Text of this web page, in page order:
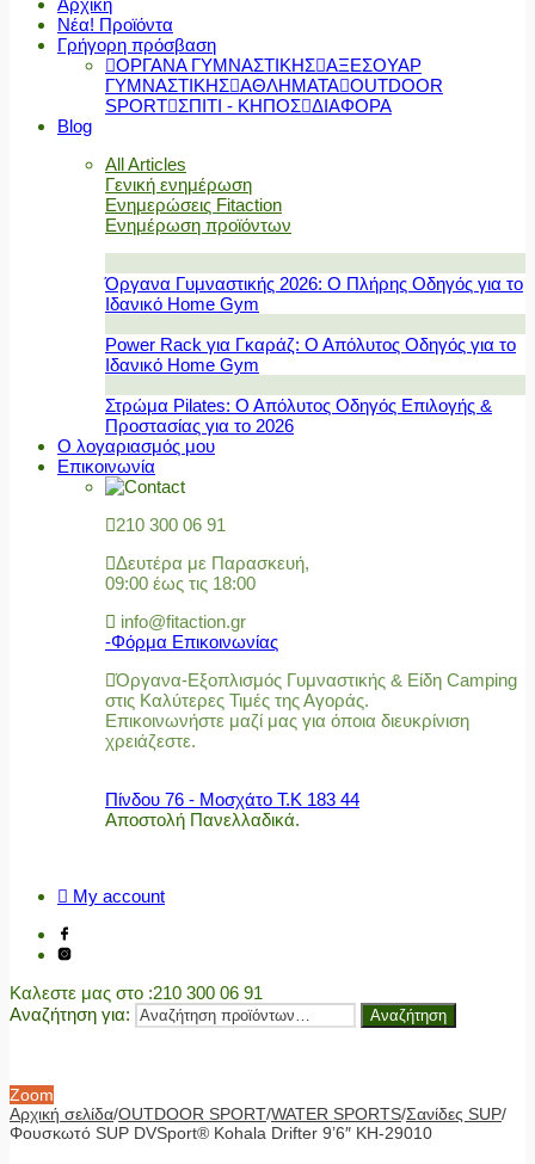
Αρχική
Νέα! Προϊόντα
Γρήγορη πρόσβαση
ΟΡΓΑΝΑ ΓΥΜΝΑΣΤΙΚΗΣ ΑΞΕΣΟΥΑΡ
ΓΥΜΝΑΣΤΙΚΗΣ ΑΘΛΗΜΑΤΑ OUTDOOR
SPORT ΣΠΙΤΙ - ΚΗΠΟΣ ΔΙΑΦΟΡΑ
Blog
All Articles
Γενική ενημέρωση
Ενημερώσεις Fitaction
Ενημέρωση προϊόντων
Όργανα Γυμναστικής 2026: Ο Πλήρης Οδηγός για το
Ιδανικό Home Gym
Power Rack για Γκαράζ: Ο Απόλυτος Οδηγός για το
Ιδανικό Home Gym
Στρώμα Pilates: Ο Απόλυτος Οδηγός Επιλογής &
Προστασίας για το 2026
Ο λογαριασμός μου
Επικοινωνία
210 300 06 91
Δευτέρα με Παρασκευή,
09:00 έως τις 18:00
info@fitaction.gr
-Φόρμα Επικοινωνίας
Όργανα-Εξοπλισμός Γυμναστικής & Είδη Camping
στις Καλύτερες Τιμές της Αγοράς.
Επικοινωνήστε μαζί μας για όποια διευκρίνιση
χρειάζεστε.
Πίνδου 76 - Μοσχάτο Τ.Κ 183 44
Αποστολή Πανελλαδικά.
My account
Καλεστε μας στο :210 300 06 91
Αναζήτηση για:
Αναζήτηση
Zoom
Αρχική σελίδα/OUTDOOR SPORT/WATER SPORTS/Σανίδες SUP/
Φουσκωτό SUP DVSport® Kohala Drifter 9’6″ KH-29010